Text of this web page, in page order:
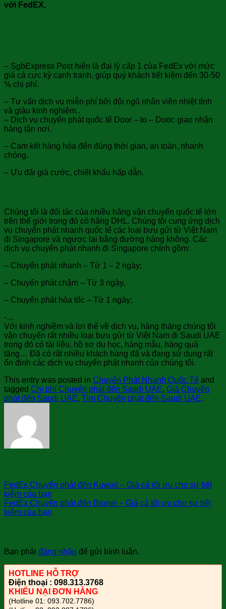
với FedEX,
– SgbExpress Post hiện là đại lý cấp 1 của FedEx với mức
giá cả cực kỳ cạnh tranh, giúp quý khách tiết kiệm đến 30-50
% chi phí.
– Tư vấn dịch vụ miễn phí bởi đội ngũ nhân viên nhiệt tình
và giàu kinh nghiệm..
– Dịch vụ chuyển phát quốc tế Door – to – Door: giao nhận
hàng tận nơi.
– Cam kết hàng hóa đến đúng thời gian, an toàn, nhanh
chóng.
– Ưu đãi giá cước, chiết khấu hấp dẫn.
Chúng tôi là đối tác của nhiều hãng vận chuyển quốc tế lớn
trên thế giới trong đó có hãng DHL. Chúng tôi cung ứng dịch
vụ chuyển phát nhanh quốc tế các loại bưu gửi từ Việt Nam
đi Singapore và ngược lại bằng đường hàng không. Các
dịch vụ chuyển phát nhanh đi Singapore chính gồm:
– Chuyển phát nhanh – Từ 1 – 2 ngày;
– Chuyển phát chậm – Từ 3 ngày,
– Chuyển phát hỏa tốc – Từ 1 ngày;
-…
Với kinh nghiệm và lợi thế về dịch vụ, hàng tháng chúng tôi
vận chuyển rất nhiều loại bưu gửi từ Việt Nam đi Saudi UAE
trong đó có tài liệu, hồ sơ du học, hàng mẫu, hàng quà
tặng… Đã có rất nhiều khách hàng đã và đang sử dụng rất
ổn định các dịch vụ chuyển phát nhanh của chúng tôi.
This entry was posted in Chuyển Phát Nhanh Quốc Tế and
tagged Chi phí Chuyển phát đến Saudi UAE, Giá Chuyển
phát đến Saudi UAE, Tìm Chuyển phát đến Saudi UAE.
FedEx Chuyển phát đến Kuwait – Giá cả tối ưu cho sự tiết
kiệm của bạn
FedEx Chuyển phát đến Brunei – Giá cả tối ưu cho sự tiết
kiệm của bạn
Bạn phải đăng nhập để gửi bình luận.
HOTLINE HỖ TRỢ
Điện thoại : 098.313.3768
KHIẾU NẠI ĐƠN HÀNG
(Hotline 01: 093.702.7786)